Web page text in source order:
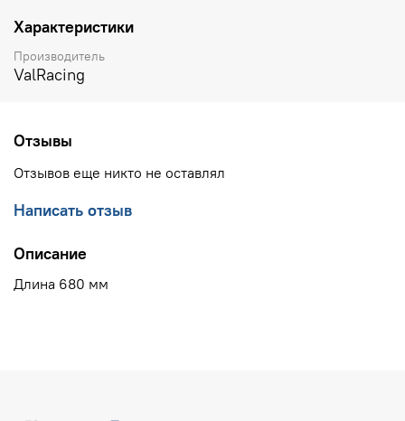
Характеристики
Производитель
ValRacing
Отзывы
Отзывов еще никто не оставлял
Написать отзыв
Описание
Длина 680 мм